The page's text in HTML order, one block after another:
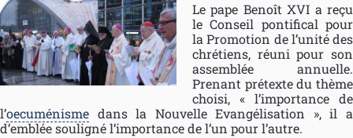
Le pape Benoît XVI a reçu
le Conseil pontifical pour
la Promotion de l’unité des
chrétiens, réuni pour son
assemblée annuelle.
Prenant prétexte du thème
choisi, « l’importance de
l’oecuménisme dans la Nouvelle Evangélisation », il a
d’emblée souligné l’importance de l’un pour l’autre.